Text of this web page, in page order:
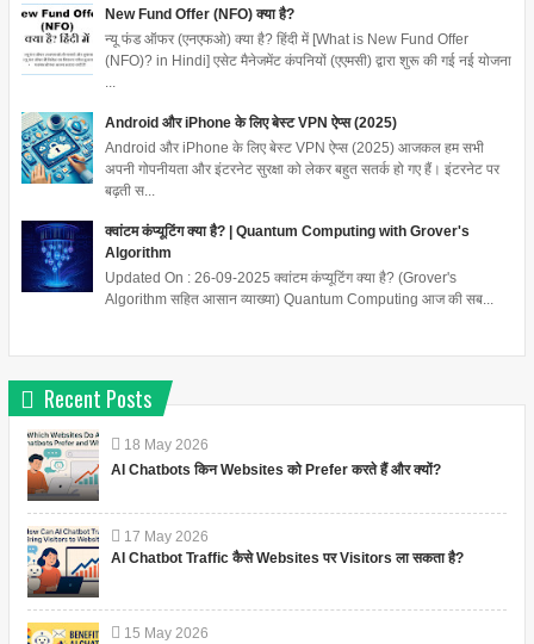
New Fund Offer (NFO) क्या है?
न्यू फंड ऑफर (एनएफओ) क्या है? हिंदी में [What is New Fund Offer
(NFO)? in Hindi] एसेट मैनेजमेंट कंपनियों (एएमसी) द्वारा शुरू की गई नई योजना
Android और iPhone के लिए बेस्ट VPN ऐप्स (2025)
Android और iPhone के लिए बेस्ट VPN ऐप्स (2025) आजकल हम सभी
अपनी गोपनीयता और इंटरनेट सुरक्षा को लेकर बहुत सतर्क हो गए हैं। इंटरनेट पर
बढ़ती स...
क्वांटम कंप्यूटिंग क्या है? | Quantum Computing with Grover's
Algorithm
Updated On : 26-09-2025 क्वांटम कंप्यूटिंग क्या है? (Grover's
Algorithm सहित आसान व्याख्या) Quantum Computing आज की सब...
Recent Posts
18 May 2026
AI Chatbots किन Websites को Prefer करते हैं और क्यों?
17 May 2026
AI Chatbot Traffic कैसे Websites पर Visitors ला सकता है?
15 May 2026